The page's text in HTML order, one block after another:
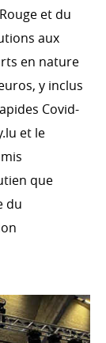
au
et du
aux
en nature
y inclus
Covid-
et le
que
du